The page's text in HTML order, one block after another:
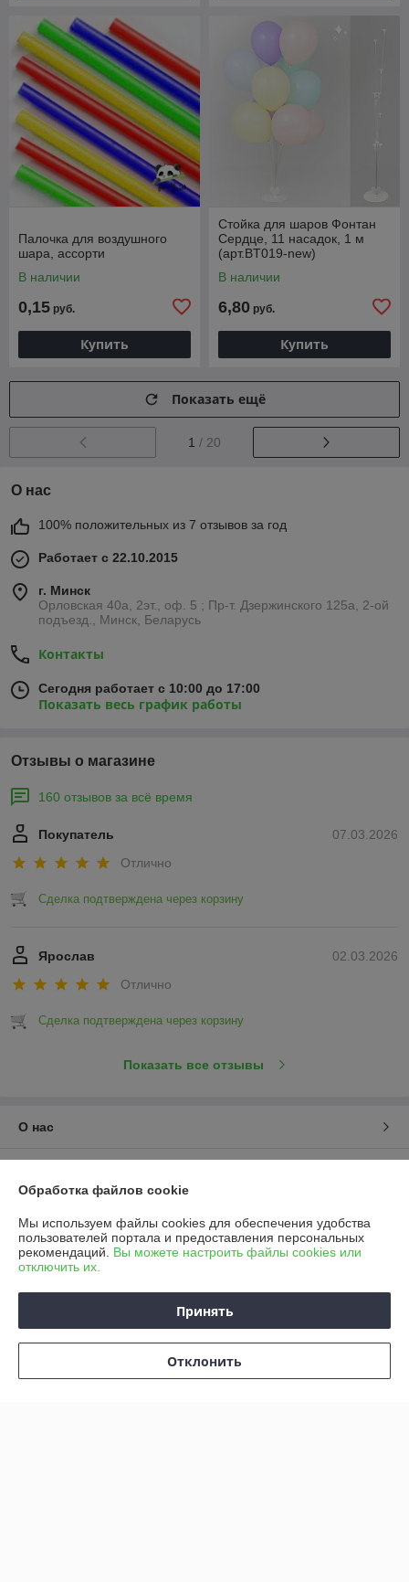
Палочка для воздушного
шара, ассорти
В наличии
0,15 руб.
Купить
Стойка для шаров Фонтан
Сердце, 11 насадок, 1 м
(арт.BT019-new)
В наличии
6,80 руб.
Купить
Показать ещё
1 / 20
О нас
100% положительных из 7 отзывов за год
Работает с 22.10.2015
г. Минск
Орловская 40а, 2эт., оф. 5 ; Пр-т. Дзержинского 125а, 2-ой
подъезд., Минск, Беларусь
Контакты
Сегодня работает с 10:00 до 17:00
Показать весь график работы
Отзывы о магазине
160 отзывов за всё время
07.03.2026
Покупатель
Отлично
Сделка подтверждена через корзину
02.03.2026
Ярослав
Отлично
Сделка подтверждена через корзину
Показать все отзывы
О нас
График работы
Полная версия сайта
Политика обработки cookies
Обработка файлов cookie
Мы используем файлы cookies для обеспечения удобства
пользователей портала и предоставления персональных
рекомендаций. Вы можете настроить файлы cookies или
отключить их.
Принять
Отклонить